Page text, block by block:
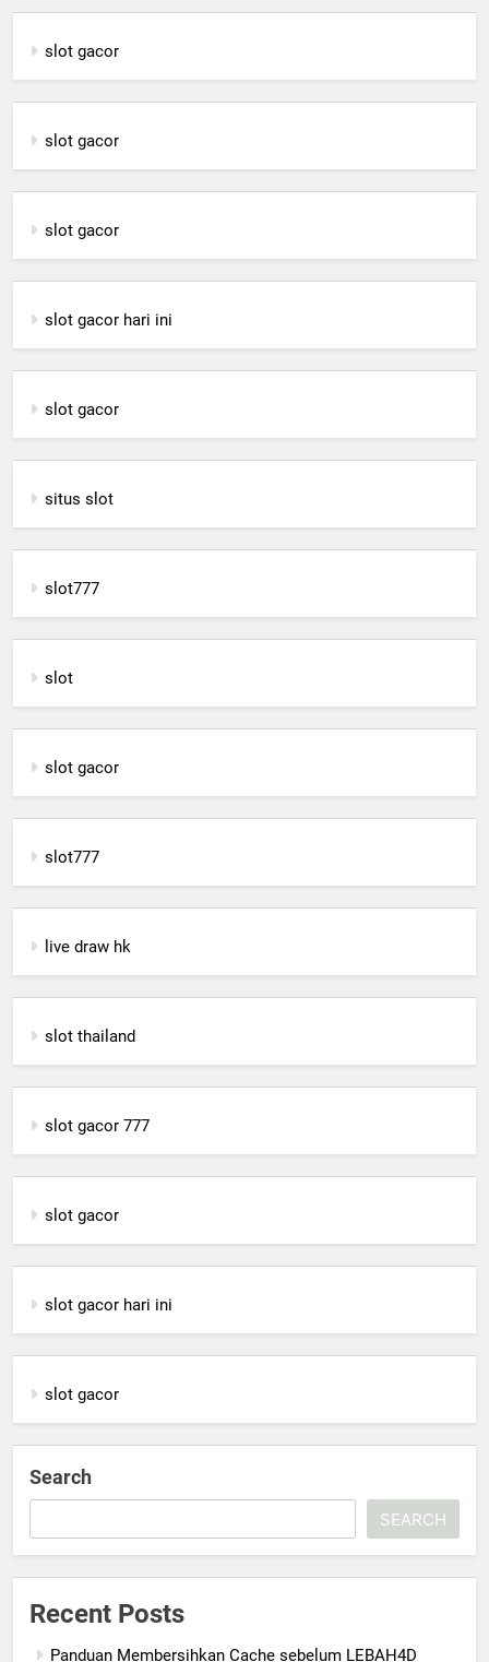
slot gacor
slot gacor
slot gacor
slot gacor hari ini
slot gacor
situs slot
slot777
slot
slot gacor
slot777
live draw hk
slot thailand
slot gacor 777
slot gacor
slot gacor hari ini
slot gacor
Search
SEARCH
Recent Posts
Panduan Membersihkan Cache sebelum LEBAH4D